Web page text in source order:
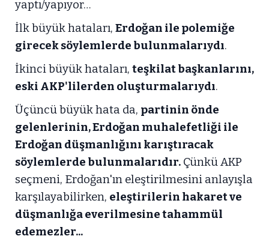
yaptı/yapıyor…
İlk büyük hataları, Erdoğan ile polemiğe
girecek söylemlerde bulunmalarıydı.
İkinci büyük hataları, teşkilat başkanlarını,
eski AKP'lilerden oluşturmalarıydı.
Üçüncü büyük hata da, partinin önde
gelenlerinin, Erdoğan muhalefetliği ile
Erdoğan düşmanlığını karıştıracak
söylemlerde bulunmalarıdır. Çünkü AKP
seçmeni, Erdoğan'ın eleştirilmesini anlayışla
karşılayabilirken, eleştirilerin hakaret ve
düşmanlığa everilmesine tahammül
edemezler...